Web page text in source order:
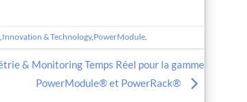
Innovation & Technology, PowerModule
& Monitoring Temps Réel pour la gamme
PowerModule® et PowerRack®